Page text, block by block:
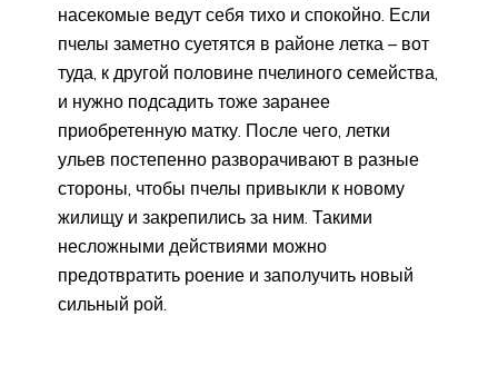
насекомые ведут себя тихо и спокойно. Если
пчелы заметно суетятся в районе летка – вот
туда, к другой половине пчелиного семейства,
и нужно подсадить тоже заранее
приобретенную матку. После чего, летки
ульев постепенно разворачивают в разные
стороны, чтобы пчелы привыкли к новому
жилищу и закрепились за ним. Такими
несложными действиями можно
предотвратить роение и заполучить новый
сильный рой.